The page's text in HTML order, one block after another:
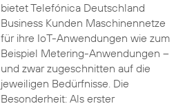
bietet Telefónica Deutschland
Business Kunden Maschinennetze
für ihre IoT-Anwendungen wie zum
Beispiel Metering-Anwendungen –
und zwar zugeschnitten auf die
jeweiligen Bedürfnisse. Die
Besonderheit: Als erster